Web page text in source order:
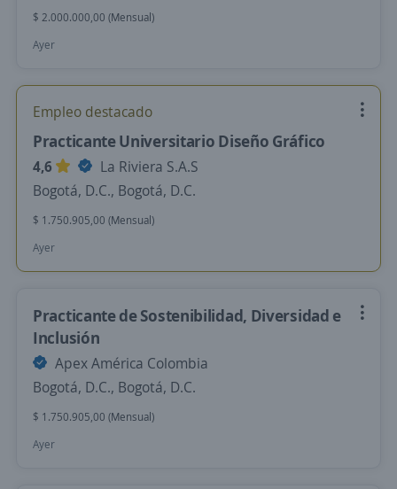
$ 2.000.000,00 (Mensual)
Ayer
Empleo destacado
Practicante Universitario Diseño Gráfico
4,6
La Riviera S.A.S
Bogotá, D.C., Bogotá, D.C.
$ 1.750.905,00 (Mensual)
Ayer
Practicante de Sostenibilidad, Diversidad e
Inclusión
Apex América Colombia
Bogotá, D.C., Bogotá, D.C.
$ 1.750.905,00 (Mensual)
Ayer